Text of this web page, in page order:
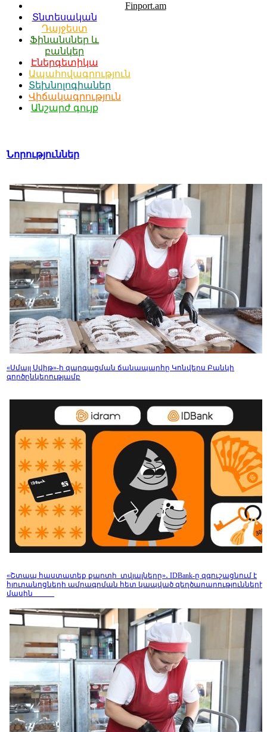
Finport.am
Տնտեսական
Դայջեստ
Ֆինանսներ և
բանկեր
Էներգետիկա
Ապահովագրություն
Տեխնոլոգիաներ
Վիճակագրություն
Անշարժ գույք
Նորություններ
«Սմայլ Սվիթ»-ի զարգացման ճանապարհը Կոնվերս Բանկի
գործընկերությամբ
«Շտապ հաստատեք քարտի տվյալները»․ IDBank-ը զգուշացնում է
հյուրանոցների ամրագրման հետ կապված զեղծարարությունների
մասին